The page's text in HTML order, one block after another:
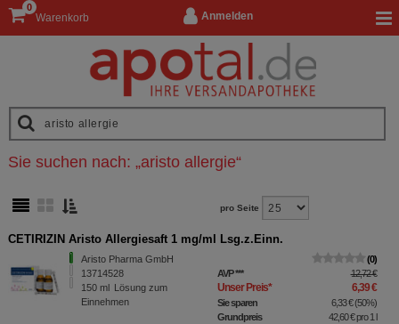
Anmelden
Warenkorb
0
Sie suchen nach: „aristo allergie“
pro Seite
CETIRIZIN Aristo Allergiesaft 1 mg/ml Lsg.z.Einn.
Aristo Pharma GmbH
13714528
150 ml Lösung zum
Einnehmen
0
AVP*** 12,72 €
Unser Preis* 6,39 €
Sie sparen 6,33 €(50%)
Grundpreis
42,60 €pro 1 l